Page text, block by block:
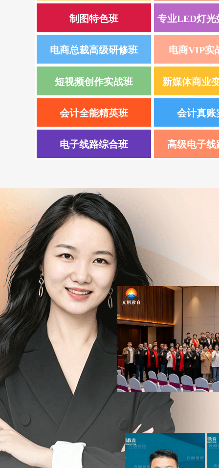
制图特色班 专业LED灯光
电商总裁高级研修班 电商VIP实
短视频创作实战班 新媒体商业
会计全能精英班 会计真账
电子线路综合班 高级电子线